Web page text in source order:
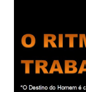
relacionamos e
iluminados
círculo cada vez
DO APOSENTO
Presença que
presença aqui: é